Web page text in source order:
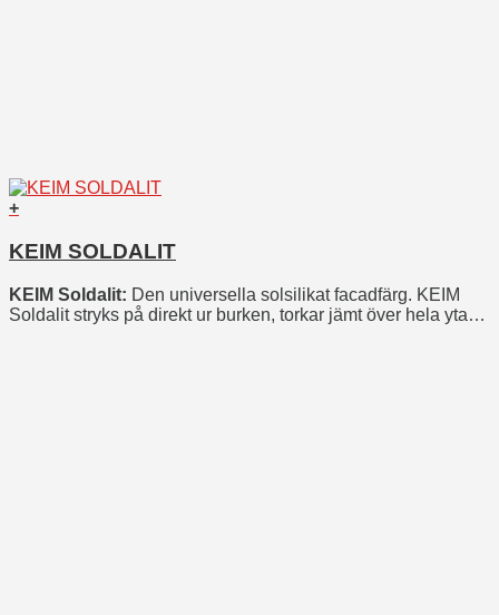
+
KEIM SOLDALIT
KEIM Soldalit: Den universella solsilikat facadfärg. KEIM
Soldalit stryks på direkt ur burken, torkar jämt över hela ytan